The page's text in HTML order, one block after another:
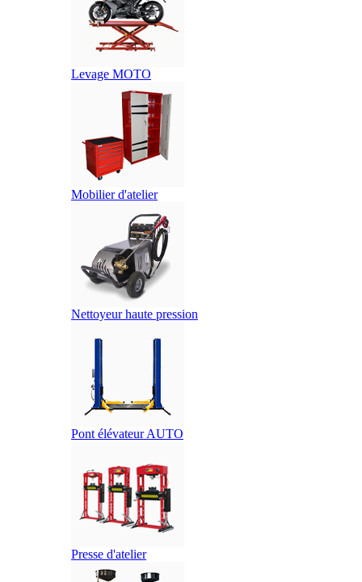
Levage MOTO
Mobilier d'atelier
Nettoyeur haute pression
Pont élévateur AUTO
Presse d'atelier